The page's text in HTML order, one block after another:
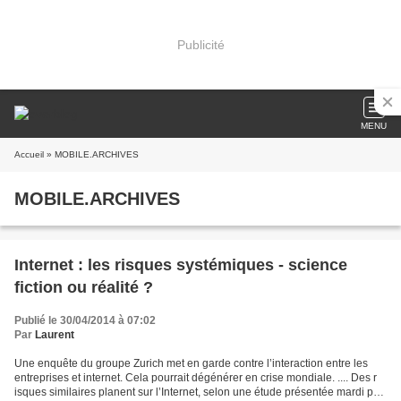
Publicité
MENU
Accueil » MOBILE.ARCHIVES
MOBILE.ARCHIVES
Internet : les risques systémiques - science
fiction ou réalité ?
Publié le 30/04/2014 à 07:02
Par Laurent
Une enquête du groupe Zurich met en garde contre l’interaction entre les
entreprises et internet. Cela pourrait dégénérer en crise mondiale. .... Des r
isques similaires planent sur l’Internet, selon une étude présentée mardi par